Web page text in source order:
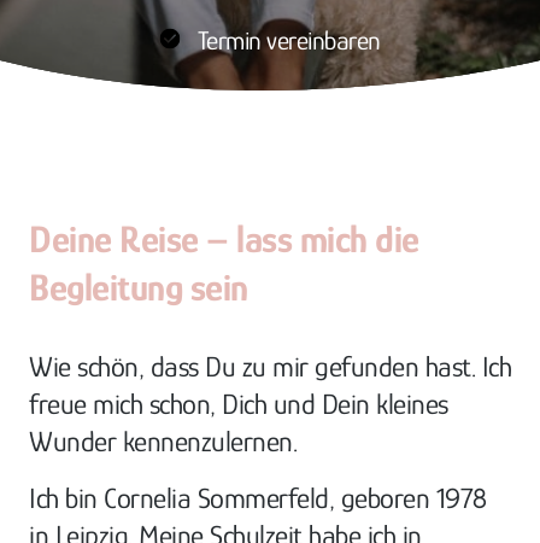
Termin vereinbaren
Deine Reise – lass mich
Begleitung sein
Wie schön, dass Du zu mir gefunden hast. Ich
freue mich schon, Dich und Dein kleines
Wunder kennenzulernen.
Ich bin Cornelia Sommerfeld, geboren 1978
in Leipzig. Meine Schulzeit habe ich in